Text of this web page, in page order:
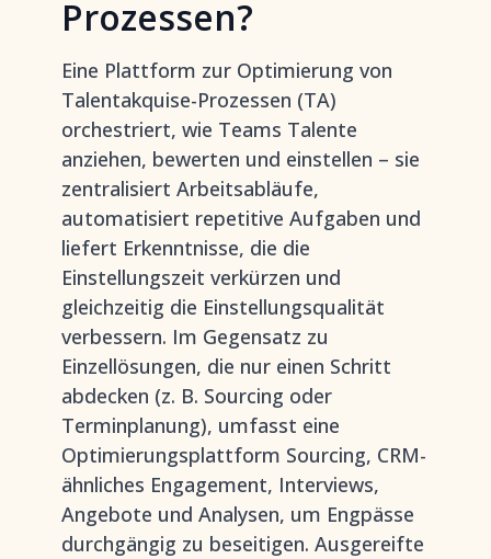
Prozessen?
Eine Plattform zur Optimierung von
Talentakquise-Prozessen (TA)
orchestriert, wie Teams Talente
anziehen, bewerten und einstellen – sie
zentralisiert Arbeitsabläufe,
automatisiert repetitive Aufgaben und
liefert Erkenntnisse, die die
Einstellungszeit verkürzen und
gleichzeitig die Einstellungsqualität
verbessern. Im Gegensatz zu
Einzellösungen, die nur einen Schritt
abdecken (z. B. Sourcing oder
Terminplanung), umfasst eine
Optimierungsplattform Sourcing, CRM-
ähnliches Engagement, Interviews,
Angebote und Analysen, um Engpässe
durchgängig zu beseitigen. Ausgereifte